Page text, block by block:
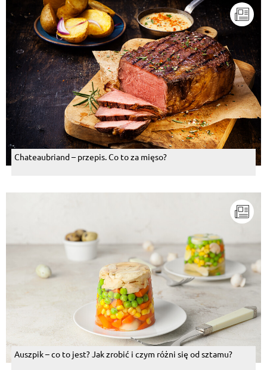
Chateaubriand – przepis. Co to za mięso?
Auszpik – co to jest? Jak zrobić i czym różni się od sztamu?